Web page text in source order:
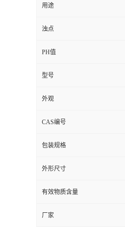
用途
浊点
PH值
型号
外观
CAS编号
包装规格
外形尺寸
有效物质含量
厂家